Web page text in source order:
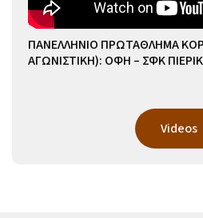
ΠΑΝΕΛΛΗΝΙΟ ΠΡΩΤΑΘΛΗΜΑ
ΑΓΩΝΙΣΤΙΚΗ): ΟΦΗ – ΣΦΚ
Videos